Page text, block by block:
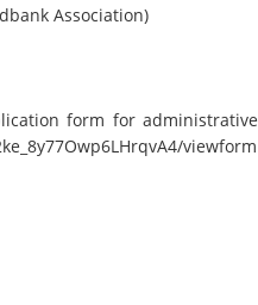
Association)
form for administrative
viewform